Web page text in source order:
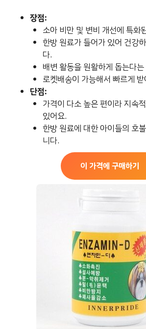
장점:
소아 비만 및 변비 개선에 특화
한방 원료가 들어가 있어 건강
다.
배변 활동을 원활하게 돕는다
로켓배송이 가능해서 빠르게
단점:
가격이 다소 높은 편이라 지속
있어요.
한방 원료에 대한 아이들의 호
니다.
이 가격에 구매하기